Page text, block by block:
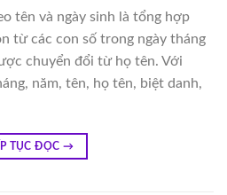
tên và ngày sinh là tổng hợp
từ các con số trong ngày tháng
chuyển đổi từ họ tên. Với
năm, tên, họ tên, biệt danh,
TỤC ĐỌC →